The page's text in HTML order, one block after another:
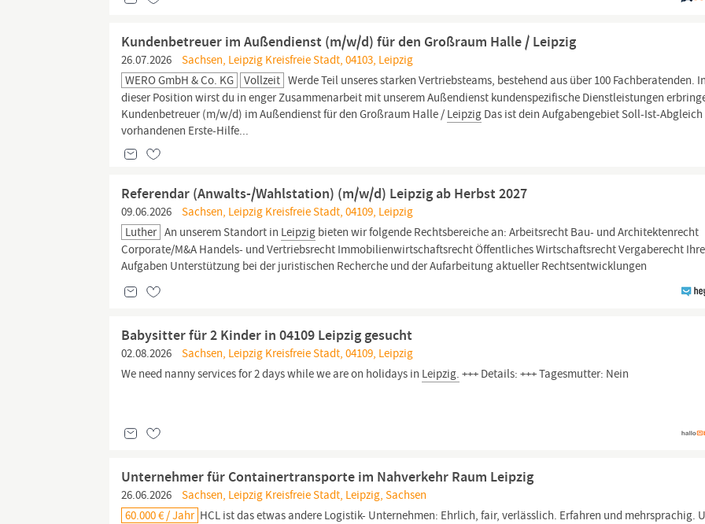
Kundenbetreuer im Außendienst (m/w/d) für den Großraum Halle / Leipzig
26.07.2026
Sachsen, Leipzig Kreisfreie Stadt, 04103, Leipzig
WERO GmbH & Co. KG
Vollzeit Werde Teil unseres starken Vertriebsteams, bestehend aus über 100 Fachberatenden. In
dieser Position wirst du in enger Zusammenarbeit mit unserem Außendienst kundenspezifische Dienstleistungen
Kundenbetreuer (m/w/d) im Außendienst für den Großraum Halle / Leipzig Das ist dein Aufgabengebiet Soll-Ist-
vorhandenen Erste-Hilfe...
Referendar (Anwalts-/Wahlstation) (m/w/d) Leipzig ab Herbst 2027
09.06.2026
Sachsen, Leipzig Kreisfreie Stadt, 04109, Leipzig
Luther An unserem Standort in Leipzig bieten wir folgende Rechtsbereiche an: Arbeitsrecht Bau- und Architektenrecht
Corporate/M&A Handels- und Vertriebsrecht Immobilienwirtschaftsrecht Öffentliches Wirtschaftsrecht Vergaberecht Ihre
Aufgaben Unterstützung bei der juristischen Recherche und der Aufarbeitung aktueller Rechtsentwicklungen
Babysitter für 2 Kinder in 04109 Leipzig gesucht
02.08.2026
Sachsen, Leipzig Kreisfreie Stadt, 04109, Leipzig
We need nanny services for 2 days while we are on holidays in Leipzig. +++ Details: +++ Tagesmutter: Nein
Unternehmer für Containertransporte im Nahverkehr Raum Leipzig
26.06.2026
Sachsen, Leipzig Kreisfreie Stadt, Leipzig, Sachsen
60.000 € / Jahr HCL ist das etwas andere Logistik- Unternehmen: Ehrlich, fair, verlässlich. Erfahren und mehrsprachig.